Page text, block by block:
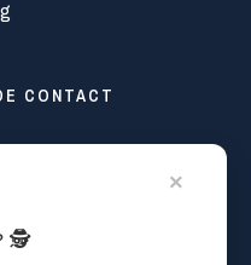
×
🕵️
CONTACT